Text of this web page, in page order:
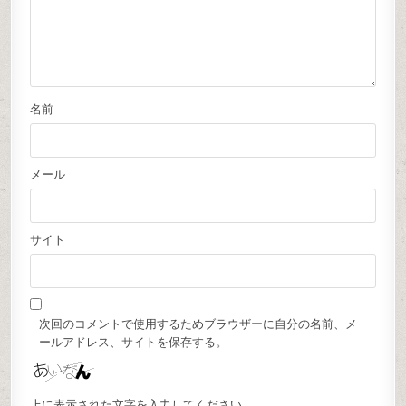
名前
メール
サイト
次回のコメントで使用するためブラウザーに自分の名前、メ
ールアドレス、サイトを保存する。